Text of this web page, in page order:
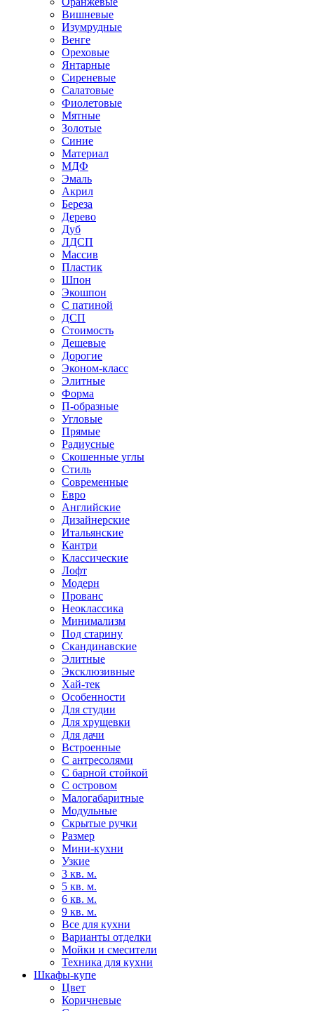
Вишневые
Изумрудные
Венге
Ореховые
Янтарные
Сиреневые
Салатовые
Фиолетовые
Мятные
Золотые
Синие
Материал
МДФ
Эмаль
Акрил
Береза
Дерево
Дуб
ЛДСП
Массив
Пластик
Шпон
Экошпон
С патиной
ДСП
Стоимость
Дешевые
Дорогие
Эконом-класс
Элитные
Форма
П-образные
Угловые
Прямые
Радиусные
Скошенные углы
Стиль
Современные
Евро
Английские
Дизайнерские
Итальянские
Кантри
Классические
Лофт
Модерн
Прованс
Неоклассика
Минимализм
Под старину
Скандинавские
Элитные
Эксклюзивные
Хай-тек
Особенности
Для студии
Для хрущевки
Для дачи
Встроенные
С антресолями
С барной стойкой
С островом
Малогабаритные
Модульные
Скрытые ручки
Размер
Мини-кухни
Узкие
3 кв. м.
5 кв. м.
6 кв. м.
9 кв. м.
Все для кухни
Варианты отделки
Мойки и смесители
Техника для кухни
Шкафы-купе
Цвет
Коричневые